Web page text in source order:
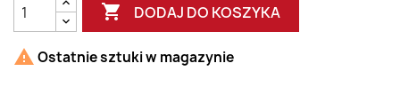
 DODAJ DO KOSZYKA
 Ostatnie sztuki w magazynie